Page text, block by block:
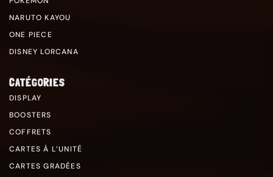
NARUTO KAYOU
ONE PIECE
DISNEY LORCANA
CATÉGORIES
DISPLAY
BOOSTERS
COFFRETS
CARTES À L’UNITÉ
CARTES GRADÉES